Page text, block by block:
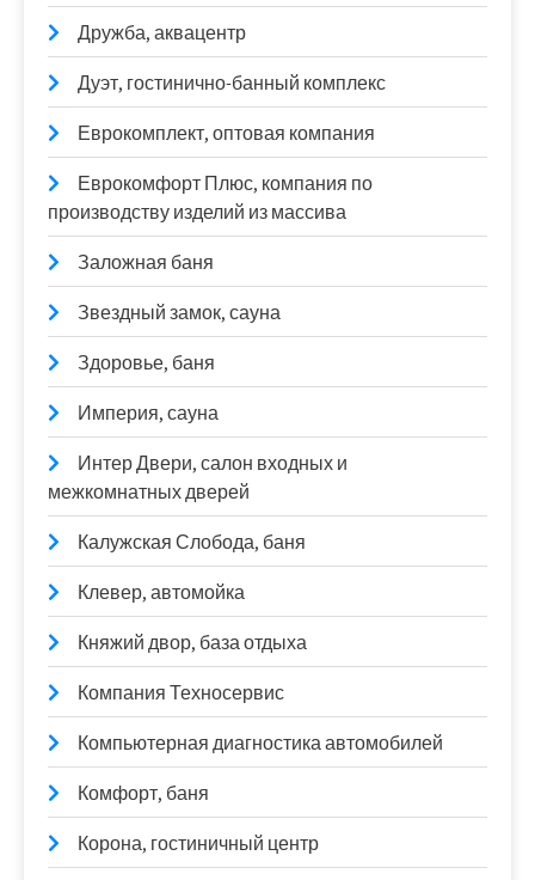
Дружба, аквацентр
Дуэт, гостинично-банный комплекс
Еврокомплект, оптовая компания
Еврокомфорт Плюс, компания по
производству изделий из массива
Заложная баня
Звездный замок, сауна
Здоровье, баня
Империя, сауна
Интер Двери, салон входных и
межкомнатных дверей
Калужская Слобода, баня
Клевер, автомойка
Княжий двор, база отдыха
Компания Техносервис
Компьютерная диагностика автомобилей
Комфорт, баня
Корона, гостиничный центр